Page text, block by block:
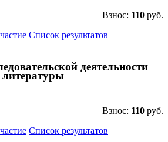
Взнос: 110 руб.
Список результатов
деятельности
литературы
Взнос: 110 руб.
Список результатов